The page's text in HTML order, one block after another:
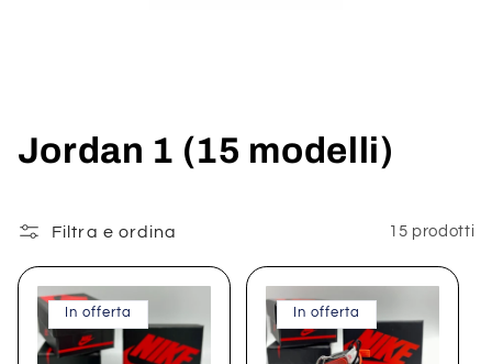
C
l
l
e
Jordan 1 (15 modelli)
Filtra e ordina 15 prodotti
In offerta In offerta